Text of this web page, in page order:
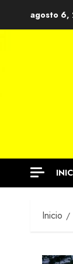
agosto 6,
Inicio